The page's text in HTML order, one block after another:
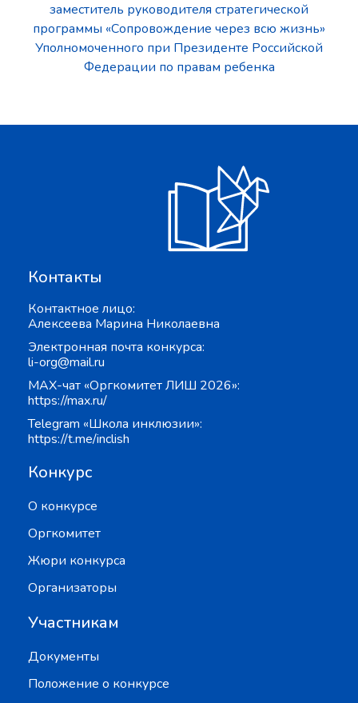
заместитель руководителя стратегической
программы «Сопровождение через всю жизнь»
Уполномоченного при Президенте Российской
Федерации по правам ребенка
Контакты
Контактное лицо:
Алексеева Марина Николаевна
Электронная почта конкурса:
li-org@mail.ru
MAX-чат «Оргкомитет ЛИШ 2026»:
https://max.ru/
Telegram «Школа инклюзии»:
https://t.me/inclish
Конкурс
О конкурсе
Оргкомитет
Жюри конкурса
Организаторы
Участникам
Документы
Положение о конкурсе